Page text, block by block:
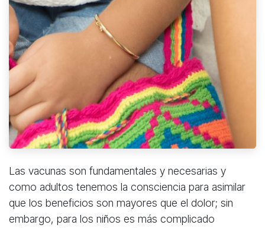
Las vacunas son fundamentales y necesarias y
como adultos tenemos la consciencia para asimilar
que los beneficios son mayores que el dolor; sin
embargo, para los niños es más complicado